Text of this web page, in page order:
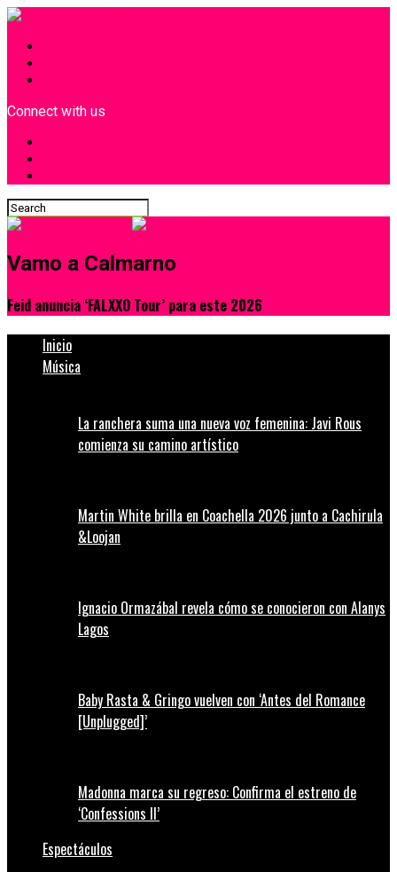
Connect with us
Vamo a Calmarno
Feid anuncia ‘FALXXO Tour’ para este 2026
Inicio
Música
La ranchera suma una nueva voz femenina: Javi Rous
comienza su camino artístico
Martin White brilla en Coachella 2026 junto a Cachirula
&Loojan
Ignacio Ormazábal revela cómo se conocieron con Alanys
Lagos
Baby Rasta & Gringo vuelven con ‘Antes del Romance
[Unplugged]’
Madonna marca su regreso: Confirma el estreno de
‘Confessions II’
Espectáculos